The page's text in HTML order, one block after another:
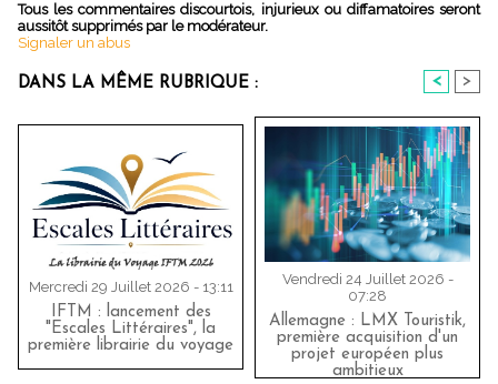
Tous les commentaires discourtois, injurieux ou diffamatoires seront
aussitôt supprimés par le modérateur.
Signaler un abus
DANS LA MÊME RUBRIQUE : < >
Mercredi 29 Juillet 2026 - 13:11
IFTM : lancement des
"Escales Littéraires", la
première librairie du voyage
Vendredi 24 Juillet 2026 -
07:28
Allemagne : LMX Touristik,
première acquisition d'un
projet européen plus
ambitieux